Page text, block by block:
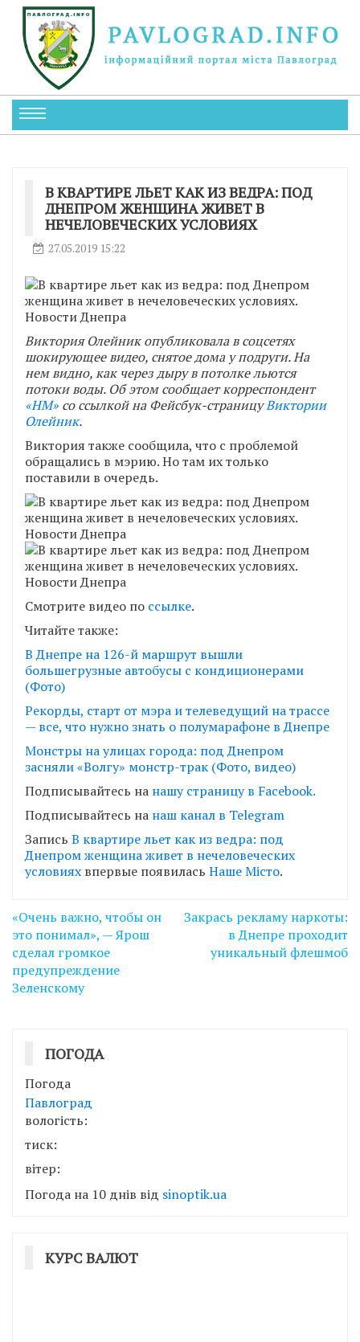
В КВАРТИРЕ ЛЬЕТ КАК ИЗ ВЕДРА: ПОД
ДНЕПРОМ ЖЕНЩИНА ЖИВЕТ В
НЕЧЕЛОВЕЧЕСКИХ УСЛОВИЯХ
27.05.2019 15:22
Виктория Олейник опубликовала в соцсетях
шокирующее видео, снятое дома у подруги. На
нем видно, как через дыру в потолке льются
потоки воды. Об этом сообщает корреспондент
«НМ» со ссылкой на Фейсбук-страницуВиктории
Олейник.
Виктория также сообщила, что с проблемой
обращались в мэрию. Но там их только
поставили в очередь.
Смотрите видео по ссылке.
Читайте также:
В Днепре на 126-й маршрут вышли
большегрузные автобусы с кондиционерами
(Фото)
Рекорды, старт от мэра и телеведущий на трассе
— все, что нужно знать о полумарафоне в Днепре
Монстры на улицах города: под Днепром
засняли «Волгу» монстр-трак (Фото, видео)
Подписывайтесь на нашу страницу в Facebook.
Подписывайтесь на наш канал в Telegram
Запись В квартире льет как из ведра: под
Днепром женщина живет в нечеловеческих
условиях впервые появилась Наше Місто.
Навігація
записів
«Очень важно, чтобы он
это понимал», — Ярош
сделал громкое
предупреждение
Зеленскому
Закрась рекламу наркоты:
в Днепре проходит
уникальный флешмоб
ПОГОДА
Погода
Павлоград
вологість:
тиск:
вітер:
Погода на 10 днів від sinoptik.ua
КУРС ВАЛЮТ